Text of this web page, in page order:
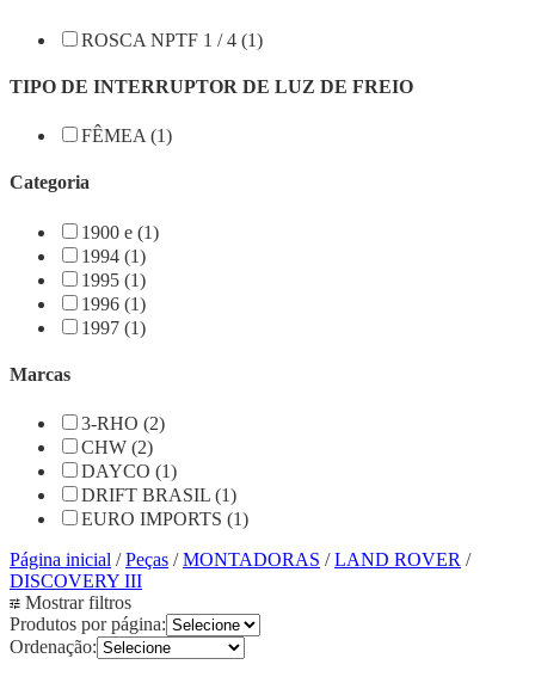
ROSCA NPTF 1 / 4 (1)
TIPO DE INTERRUPTOR DE LUZ DE FREIO
FÊMEA (1)
Categoria
1900 e (1)
1994 (1)
1995 (1)
1996 (1)
1997 (1)
Marcas
3-RHO (2)
CHW (2)
DAYCO (1)
DRIFT BRASIL (1)
EURO IMPORTS (1)
Página inicial /Peças /MONTADORAS /LAND ROVER /
DISCOVERY III
Mostrar filtros
Produtos por página:
Ordenação: